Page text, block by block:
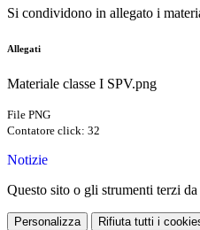
Si condividono in allegato i
Allegati
Materiale classe I SPV.png
File PNG
Contatore click: 32
Notizie
Questo sito o gli strumenti terzi
Personalizza Rifiuta tutti i